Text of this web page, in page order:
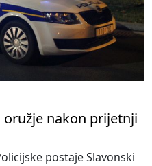
nakon prijetnji
postaje Slavonski